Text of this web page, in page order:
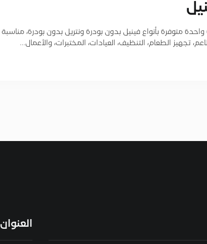
متوفرة بأنواع فينيل بدون بودرة ونتريل بدون بودرة، مناسبة
تجهيز الطعام، التنظيف، العيادات، المختبرات، والأعمال…
العنوان